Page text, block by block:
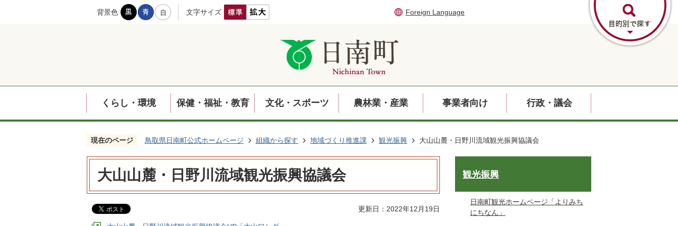
背景色 文字サイズ Foreign Language
くらし・環境 保健・福祉・教育 文化・スポーツ 農林業・産業 事業者向け 行政・議会
現在のページ 鳥取県日南町公式ホームページ 組織から探す 地域づくり推進課 観光振興 大山山麓・日野川流域観光振興協議会
大山山麓・日野川流域観光振興協議会
更新日：2022年12月19日
観光振興
日南町観光ホームページ「よりみち
にちなん」